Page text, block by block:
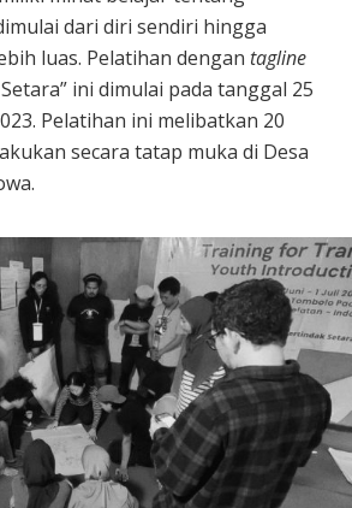
dari diri sendiri hingga
luas. Pelatihan dengan tagline
ini dimulai pada tanggal 25
Pelatihan ini melibatkan 20
secara tatap muka di Desa